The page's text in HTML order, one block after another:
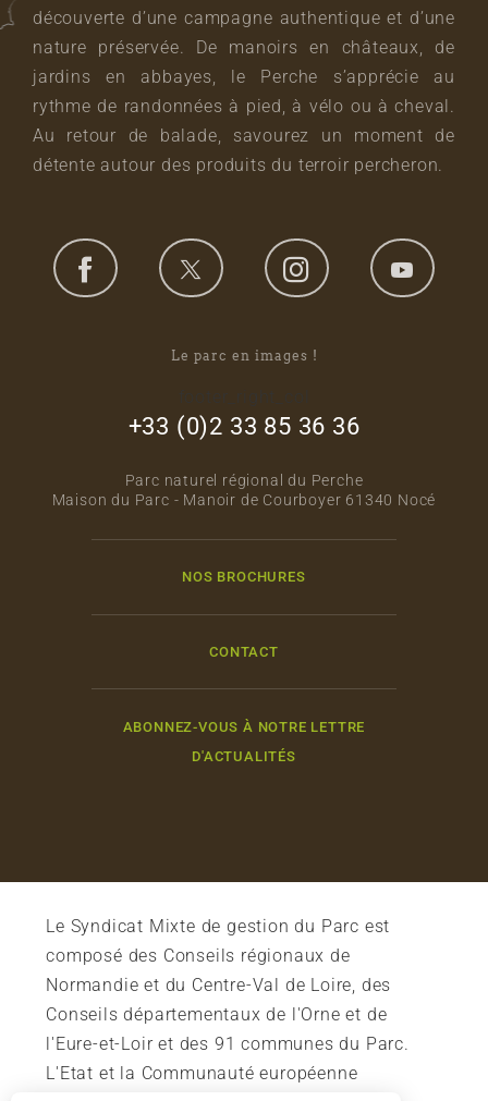
découverte d’une campagne authentique et d’une
nature préservée. De manoirs en châteaux, de
jardins en abbayes, le Perche s’apprécie au
rythme de randonnées à pied, à vélo ou à cheval.
Au retour de balade, savourez un moment de
détente autour des produits du terroir percheron.
Le parc en images !
+33 (0)2 33 85 36 36
Parc naturel régional du Perche
Maison du Parc - Manoir de Courboyer 61340 Nocé
NOS BROCHURES
CONTACT
ABONNEZ-VOUS À NOTRE LETTRE
D'ACTUALITÉS
Le Syndicat Mixte de gestion du Parc est
composé des Conseils régionaux de
Normandie et du Centre-Val de Loire, des
Conseils départementaux de l'Orne et de
l'Eure-et-Loir et des 91 communes du Parc.
L'Etat et la Communauté européenne